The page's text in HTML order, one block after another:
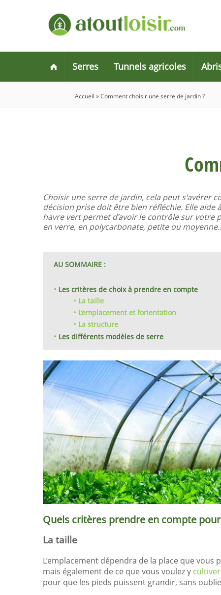
Serres Tunnels agricoles
Accueil »Comment choisir une serre de jardin ?
Choisir une serre de jardin, cela peut s'avérer
décision prise doit être bien réfléchie. Elle
havre vert permet d’avoir le contrôle sur
en verre, en polycarbonate, petite ou
AU SOMMAIRE :
Les critères de choix à prendre en compte
La taille
L’emplacement et l’orientation
La structure
Les différents modèles de serre
Quels critères prendre en compte
La taille
L’emplacement dépendra de la place que
mais également de ce que vous voulez y cultiver
pour que les pieds puissent grandir, sans